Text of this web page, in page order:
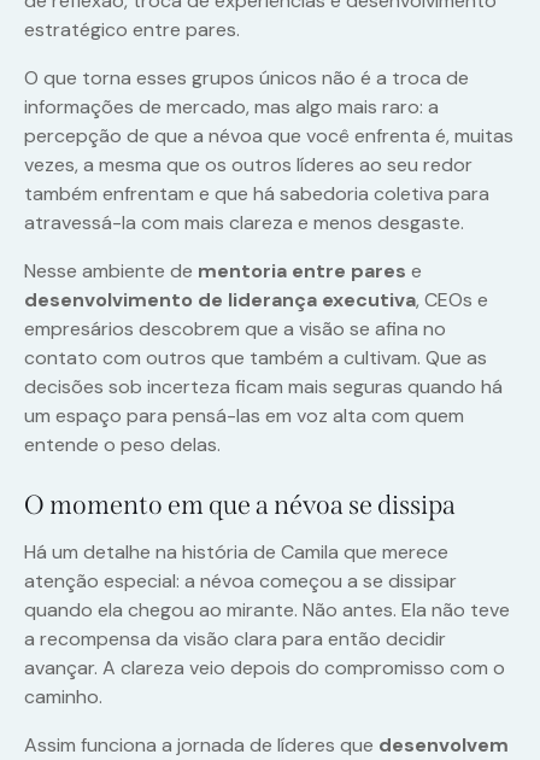
estratégico entre pares.
O que torna esses grupos únicos não é a troca de
informações de mercado, mas algo mais raro: a
percepção de que a névoa que você enfrenta é, muitas
vezes, a mesma que os outros líderes ao seu redor
também enfrentam e que há sabedoria coletiva para
atravessá-la com mais clareza e menos desgaste.
Nesse ambiente de mentoria entre pares e
desenvolvimento de liderança executiva, CEOs e
empresários descobrem que a visão se afina no
contato com outros que também a cultivam. Que as
decisões sob incerteza ficam mais seguras quando há
um espaço para pensá-las em voz alta com quem
entende o peso delas.
O momento em que a névoa se dissipa
Há um detalhe na história de Camila que merece
atenção especial: a névoa começou a se dissipar
quando ela chegou ao mirante. Não antes. Ela não teve
a recompensa da visão clara para então decidir
avançar. A clareza veio depois do compromisso com o
caminho.
Assim funciona a jornada de líderes que desenvolvem